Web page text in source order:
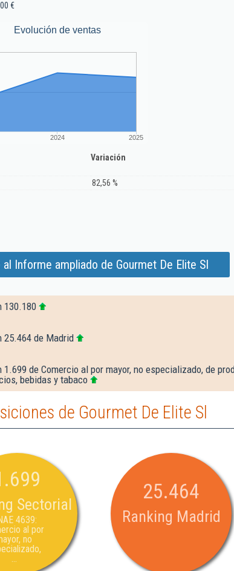
€
Evolución de ventas
2024 2025
Variación
82,56 %
al Informe ampliado de Gourmet De Elite Sl
130.180
25.464 de Madrid
1.699 de Comercio al por mayor, no especializado, de
bebidas y tabaco
de Gourmet De Elite Sl
Sectorial
4639:
al por
no
...
25.464
Ranking Madrid